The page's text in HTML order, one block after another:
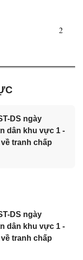
2
DS ngày
dân khu vực 1 -
tranh chấp
DS ngày
dân khu vực 1 -
tranh chấp